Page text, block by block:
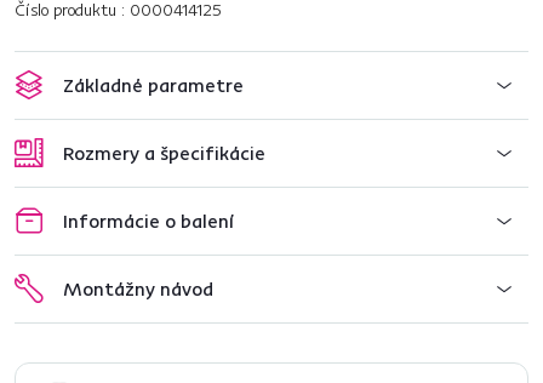
Číslo produktu : 0000414125
Základné parametre
Rozmery a špecifikácie
Informácie o balení
Montážny návod